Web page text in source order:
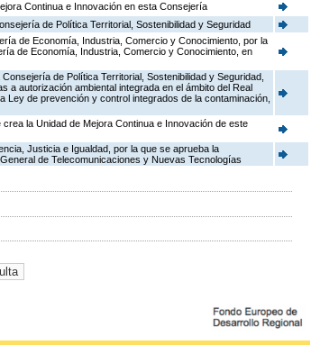
Continua e Innovación en esta Consejería
de Política Territorial, Sostenibilidad y Seguridad
de Economía, Industria, Comercio y Conocimiento, por la
de Economía, Industria, Comercio y Conocimiento, en
de Política Territorial, Sostenibilidad y Seguridad,
a autorización ambiental integrada en el ámbito del Real
Ley de prevención y control integrados de la contaminación,
la Unidad de Mejora Continua e Innovación de este
Justicia e Igualdad, por la que se aprueba la
de Telecomunicaciones y Nuevas Tecnologías